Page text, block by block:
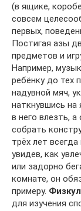
(в ящике,
совсем
первых,
Постигая азы
предметов и
Например,
ребёнку до тех
надувной мяч,
наткнувшись на
в него влезть,
собрать
трёх лет
увидев, как
или задорно
комнате, он
примеру.
для изучения